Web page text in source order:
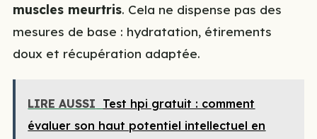
muscles meurtris. Cela ne dispense pas des
mesures de base : hydratation, étirements
doux et récupération adaptée.
LIRE AUSSI Test hpi gratuit : comment
évaluer son haut potentiel intellectuel en